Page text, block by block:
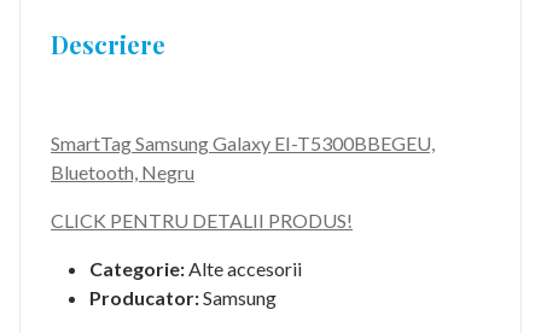
Descriere
SmartTag Samsung Galaxy EI-T5300BBEGEU,
Bluetooth, Negru
CLICK PENTRU DETALII PRODUS!
Categorie:Alte accesorii
Producator:Samsung